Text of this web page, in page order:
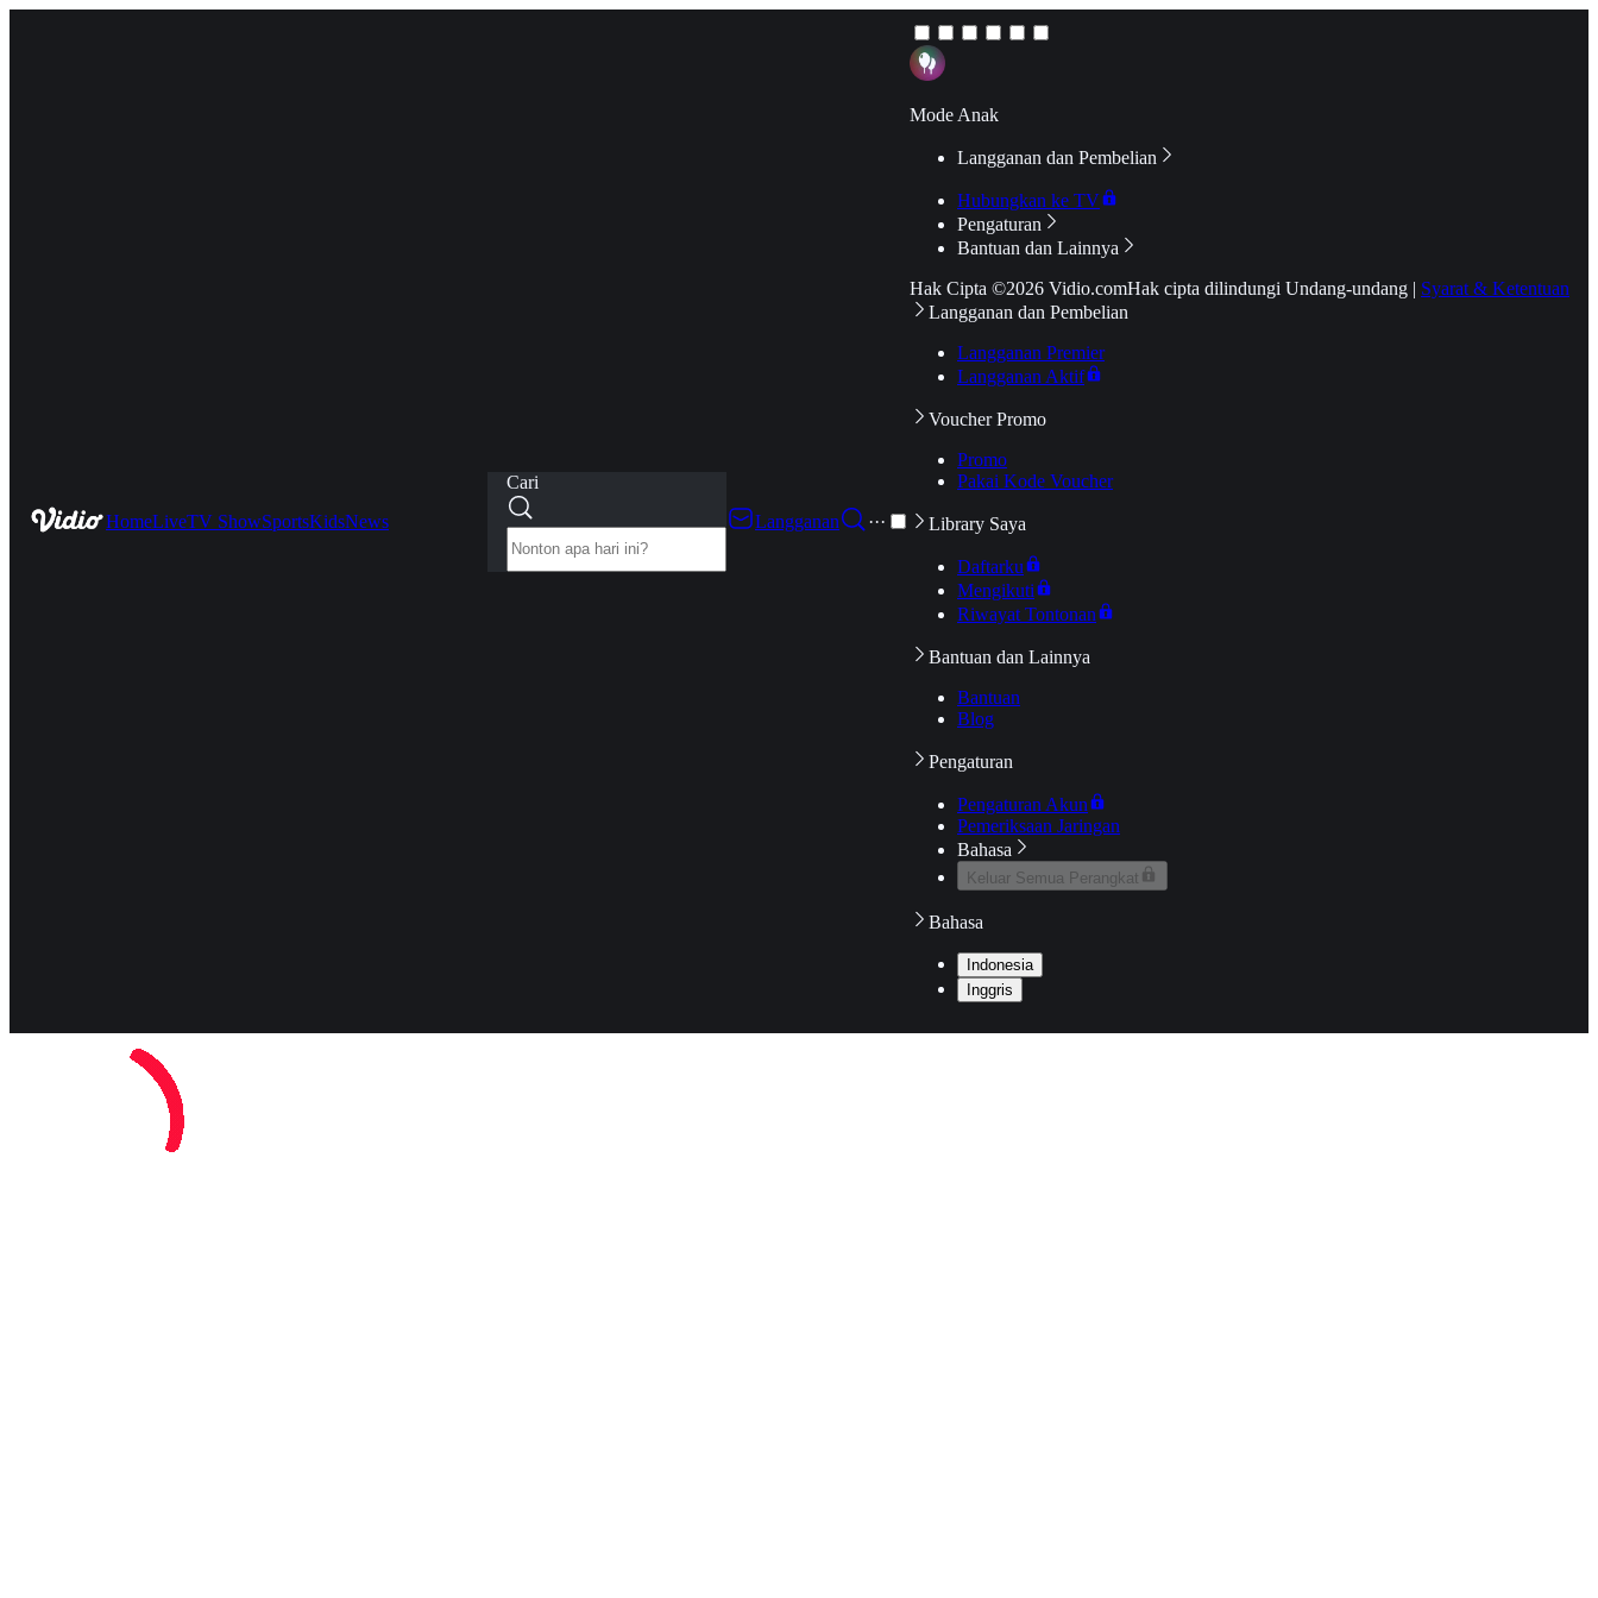
HomeLiveTV ShowSportsKidsNews
Cari
Langganan
···
Mode Anak
Langganan dan Pembelian
Hubungkan ke TV
Pengaturan
Bantuan dan Lainnya
Hak Cipta ©2026 Vidio.comHak cipta dilindungi Undang-undang | Syarat & Ketentuan
Langganan dan Pembelian
Langganan Premier
Langganan Aktif
Voucher Promo
Promo
Pakai Kode Voucher
Library Saya
Daftarku
Mengikuti
Riwayat Tontonan
Bantuan dan Lainnya
Bantuan
Blog
Pengaturan
Pengaturan Akun
Pemeriksaan Jaringan
Bahasa
Keluar Semua Perangkat
Bahasa
Indonesia
Inggris